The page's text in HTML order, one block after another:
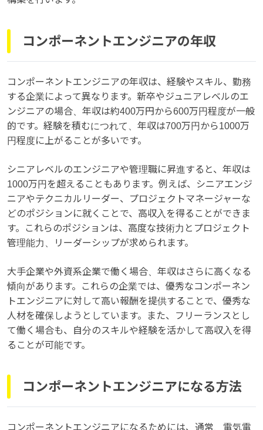
コンポーネントエンジニアの年収
コンポーネントエンジニアの年収は、経験やスキル、勤務
する企業によって異なります。新卒やジュニアレベルのエ
ンジニアの場合、年収は約400万円から600万円程度が一般
的です。経験を積むにつれて、年収は700万円から1000万
円程度に上がることが多いです。
シニアレベルのエンジニアや管理職に昇進すると、年収は
1000万円を超えることもあります。例えば、シニアエンジ
ニアやテクニカルリーダー、プロジェクトマネージャーな
どのポジションに就くことで、高収入を得ることができま
す。これらのポジションは、高度な技術力とプロジェクト
管理能力、リーダーシップが求められます。
大手企業や外資系企業で働く場合、年収はさらに高くなる
傾向があります。これらの企業では、優秀なコンポーネン
トエンジニアに対して高い報酬を提供することで、優秀な
人材を確保しようとしています。また、フリーランスとし
て働く場合も、自分のスキルや経験を活かして高収入を得
ることが可能です。
コンポーネントエンジニアになる方法
コンポーネントエンジニアになるためには、通常、電気電